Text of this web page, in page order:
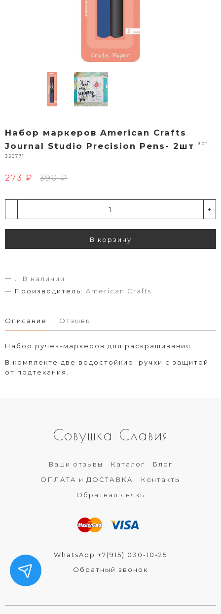
Набор маркеров American Crafts
Journal Studio Precision Pens- 2шт
арт.
350771
273 ₽ 390 ₽
- +
В корзину
.:
В наличии
Производитель: American Crafts
Описание Отзывы
Набор ручек-маркеров для раскрашивания.
В комплекте две водостойкие ручки с защитой
от подтекания.
Совушка Славия
Ваши отзывы Каталог
Блог
ОПЛАТА и ДОСТАВКА
Контакты
Обратная связь
WhatsApp +7(915) 030-10-25
Обратный звонок